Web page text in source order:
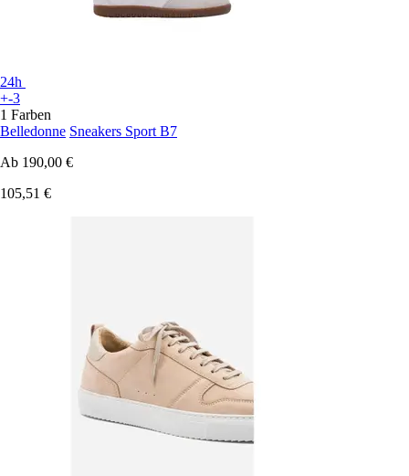
24h
+-3
1 Farben
Belledonne Sneakers Sport B7
Ab 190,00 €
105,51 €